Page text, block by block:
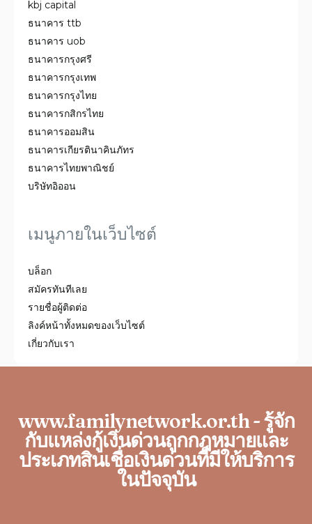
kbj capital
ธนาคาร ttb
ธนาคาร uob
ธนาคารกรุงศรี
ธนาคารกรุงเทพ
ธนาคารกรุงไทย
ธนาคารกสิกรไทย
ธนาคารออมสิน
ธนาคารเกียรตินาคินภัทร
ธนาคารไทยพาณิชย์
บริษัทอิออน
เมนูภายในเว็บไซต์
บล็อก
สมัครทันทีเลย
รายชื่อผู้ติดต่อ
ลิงค์หน้าทั้งหมดของเว็บไซต์
เกี่ยวกับเรา
www.familynetwork.or.th - รู้จัก
กับแหล่งกู้เงินด่วนถูกกฎหมายและ
ประเภทสินเชื่อเงินด่วนที่มีให้บริการ
ในปัจจุบัน